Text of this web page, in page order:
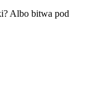
Albo bitwa pod